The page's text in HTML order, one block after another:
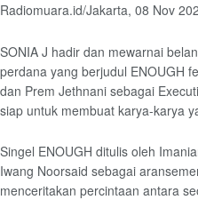
Radiomuara.id/Jakarta, 08 Nov
SONIA J hadir dan mewarnai
perdana yang berjudul ENOUGH
dan Prem Jethnani sebagai
siap untuk membuat karya-karya
Singel ENOUGH ditulis oleh
Iwang Noorsaid sebagai
menceritakan percintaan antara